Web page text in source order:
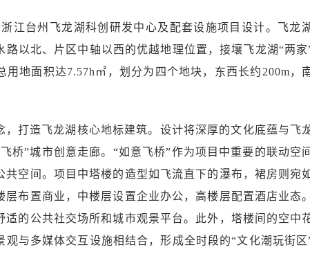
江台州飞龙湖科创研发中心及配套设施项目设计。飞龙
以北、片区中轴以西的优越地理位置，接壤飞龙湖“两
用地面积达7.57h㎡，划分为四个地块，东西长约200m，
，打造飞龙湖核心地标建筑。设计将深厚的文化底蕴与飞
桥”城市创意走廊。“如意飞桥”作为项目中重要的联动空
空间。项目中塔楼的造型如飞流直下的瀑布，裙房则宛
层布置商业，中楼层设置企业办公，高楼层配置酒店业态
适的公共社交场所和城市观景平台。此外，塔楼间的空中
与多媒体交互设施相结合，形成全时段的“文化潮玩街